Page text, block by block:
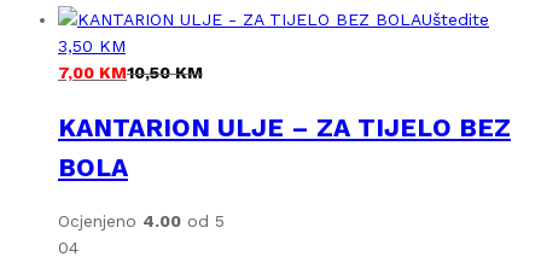
Uštedite
3,50 KM
7,00 KM10,50KM
KANTARION ULJE – ZA TIJELO BEZ
BOLA
Ocjenjeno 4.00 od 5
04